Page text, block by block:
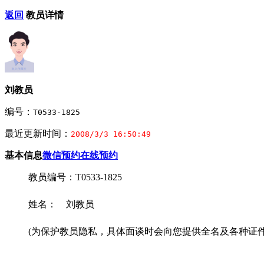
返回 教员详情
刘教员
编号： T0533-1825
最近更新时间： 2008/3/3 16:50:49
基本信息微信预约在线预约
教员编号：T0533-1825
姓名： 刘教员
(为保护教员隐私，具体面谈时会向您提供全名及各种证